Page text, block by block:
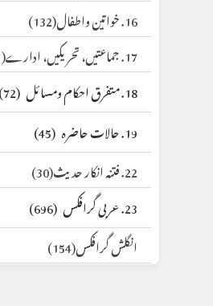
16. خواتین واطفال
(132)
17. جماعتیں، تحریکیں، ادارے
(101)
18. متفرق احکام ومسائل
(72)
19. حالات حاضرہ
(45)
22. فتنہ انکار حدیث
(30)
23. عربی گرافکس
(696)
انگلش گرافکس(154)